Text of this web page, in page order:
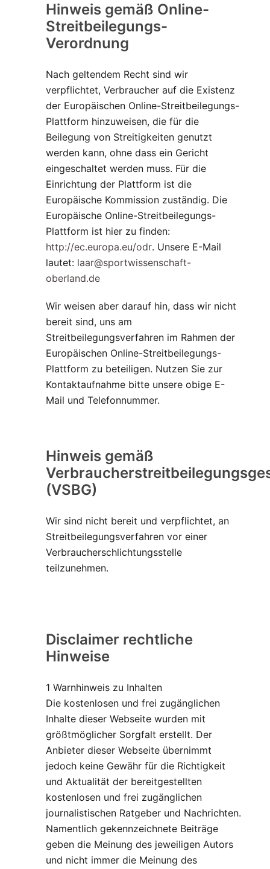
Hinweis gemäß Online-
Streitbeilegungs-
Verordnung
Nach geltendem Recht sind wir
verpflichtet, Verbraucher auf die Existenz
der Europäischen Online-Streitbeilegungs-
Plattform hinzuweisen, die für die
Beilegung von Streitigkeiten genutzt
werden kann, ohne dass ein Gericht
eingeschaltet werden muss. Für die
Einrichtung der Plattform ist die
Europäische Kommission zuständig. Die
Europäische Online-Streitbeilegungs-
Plattform ist hier zu finden:
http://ec.europa.eu/odr. Unsere E-Mail
lautet: laar@sportwissenschaft-
oberland.de
Wir weisen aber darauf hin, dass wir nicht
bereit sind, uns am
Streitbeilegungsverfahren im Rahmen der
Europäischen Online-Streitbeilegungs-
Plattform zu beteiligen. Nutzen Sie zur
Kontaktaufnahme bitte unsere obige E-
Mail und Telefonnummer.
Hinweis gemäß
(VSBG)
Wir sind nicht bereit und verpflichtet, an
Streitbeilegungsverfahren vor einer
Verbraucherschlichtungsstelle
teilzunehmen.
Disclaimer rechtliche
Hinweise
1 Warnhinweis zu Inhalten
Die kostenlosen und frei zugänglichen
Inhalte dieser Webseite wurden mit
größtmöglicher Sorgfalt erstellt. Der
Anbieter dieser Webseite übernimmt
jedoch keine Gewähr für die Richtigkeit
und Aktualität der bereitgestellten
kostenlosen und frei zugänglichen
journalistischen Ratgeber und Nachrichten.
Namentlich gekennzeichnete Beiträge
geben die Meinung des jeweiligen Autors
und nicht immer die Meinung des